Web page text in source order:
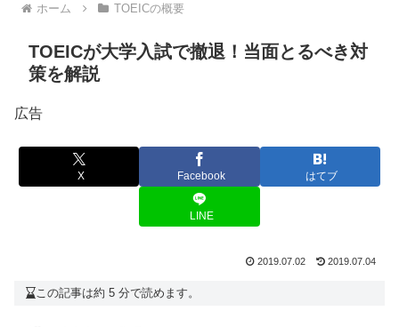
ホーム TOEICの概要
TOEICが大学入試で撤退！当面とるべき対
策を解説
広告
X Facebook はてブ
LINE
2019.07.02 2019.07.04
この記事は約 5 分で読めます。